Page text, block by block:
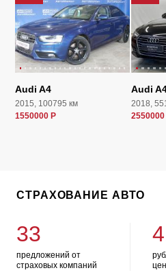
Audi A4
2015, 100795 км
1550000 Р
Audi
2018,
СТРАХОВАНИЕ АВТО
33
предложений от
страховых компаний